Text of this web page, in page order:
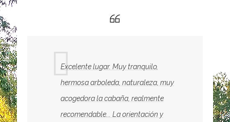
Excelente lugar. Muy tranquilo,
hermosa arboleda, naturaleza, muy
acogedora la cabaña, realmente
recomendable... La orientación y